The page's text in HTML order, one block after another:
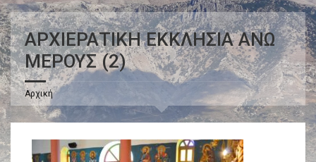
ΑΡΧΙΕΡΑΤΙΚΗ ΕΚΚΛΗΣΙΑ ΑΝΩ
ΜΕΡΟΥΣ (2)
Αρχική